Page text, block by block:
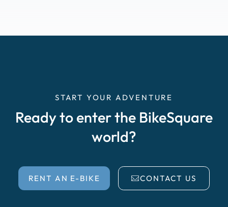
START YOUR ADVENTURE
Ready to enter the BikeSquare
world?
RENT AN E-BIKE CONTACT US